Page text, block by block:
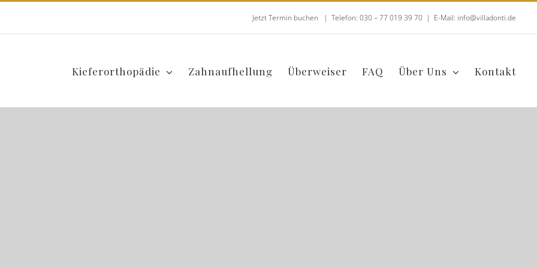
Jetzt Termin buchen | Telefon: 030 – 77 019 39 70 | E-Mail: info@villadonti.de
Kieferorthopädie Zahnaufhellung Überweiser FAQ Über Uns Kontakt